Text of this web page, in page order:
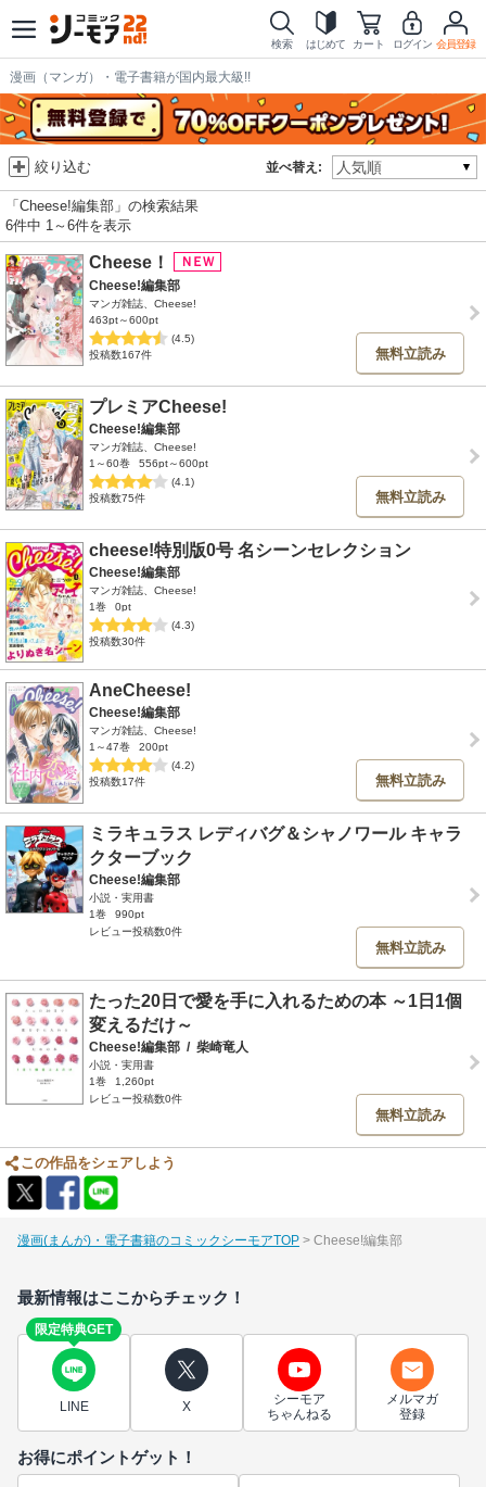
検索 はじめて カート ログイン 会員登録
漫画（マンガ）・電子書籍が国内最大級!!
並べ替え:
絞り込む
「Cheese!編集部」の検索結果
6件中 1～6件を表示
Cheese！
Cheese!編集部
マンガ雑誌、Cheese!
463pt～600pt
(4.5)
投稿数167件
無料立読み
プレミアCheese!
Cheese!編集部
マンガ雑誌、Cheese!
1～60巻
556pt～600pt
(4.1)
投稿数75件
無料立読み
cheese!特別版0号 名シーンセレクション
Cheese!編集部
マンガ雑誌、Cheese!
1巻
0pt
(4.3)
投稿数30件
AneCheese!
Cheese!編集部
マンガ雑誌、Cheese!
1～47巻
200pt
(4.2)
投稿数17件
無料立読み
ミラキュラス レディバグ＆シャノワール キャラ
クターブック
Cheese!編集部
小説・実用書
1巻
990pt
レビュー投稿数0件
無料立読み
たった20日で愛を手に入れるための本 ～1日1個
変えるだけ～
Cheese!編集部 / 柴崎竜人
小説・実用書
1巻
1,260pt
レビュー投稿数0件
無料立読み
この作品をシェアしよう
漫画(まんが)・電子書籍のコミックシーモアTOP Cheese!編集部
最新情報はここからチェック！
限定特典GET
LINE X
シーモア
ちゃんねる
メルマガ
登録
お得にポイントゲット！